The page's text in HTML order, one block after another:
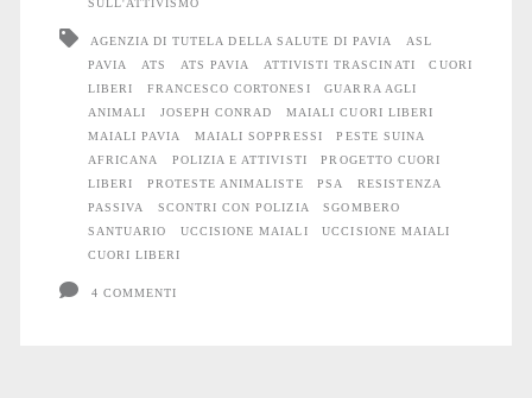
rifugio
del
Progetto
Cuori
Liberi
AGENZIA DI TUTELA DELLA SALUTE DI PAVIA
ASL
PAVIA
ATS ATS PAVIA ATTIVISTI TRASCINATI
CUORI
LIBERI
FRANCESCO CORTONESI
GUARRA AGLI
ANIMALI
JOSEPH CONRAD
MAIALI CUORI LIBERI
MAIALI PAVIA
MAIALI SOPPRESSI
PESTE SUINA
AFRICANA
POLIZIA E ATTIVISTI
PROGETTO CUORI
LIBERI
PROTESTE ANIMALISTE PSA
RESISTENZA
PASSIVA
SCONTRI CON POLIZIA
SGOMBERO
SANTUARIO
UCCISIONE MAIALI
UCCISIONE MAIALI
CUORI LIBERI
4 COMMENTI